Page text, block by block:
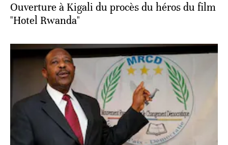
Ouverture à Kigali du procès du héros du film
"Hotel Rwanda"